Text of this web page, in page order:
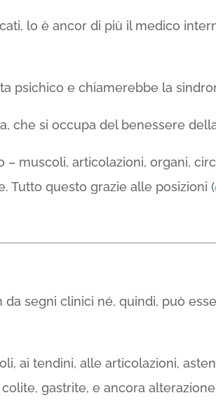
lo è ancor di più il medico
psichico e chiamerebbe la
che si occupa del benessere
muscoli, articolazioni, organi,
Tutto questo grazie alle posizioni (
segni clinici né, quindi, può
ai tendini, alle articolazioni,
gastrite, e ancora